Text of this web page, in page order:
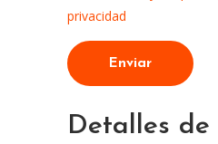
privacidad
Detalles de